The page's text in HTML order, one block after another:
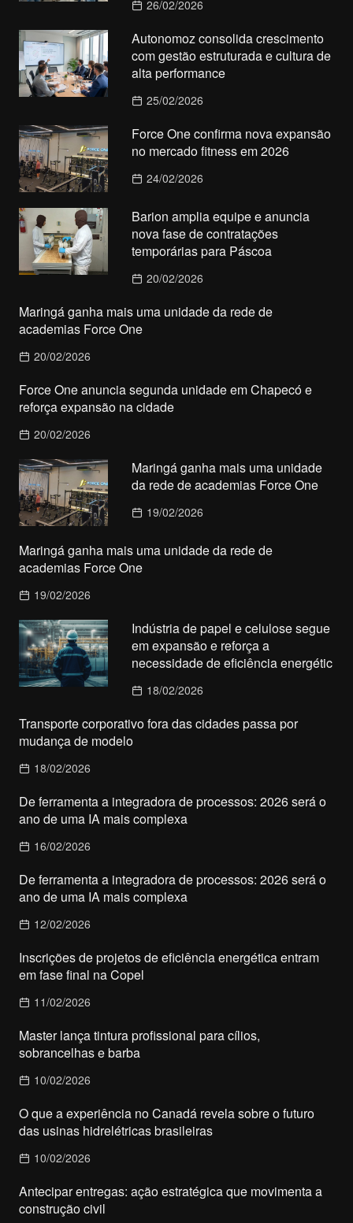
26/02/2026
Autonomoz consolida crescimento
com gestão estruturada e cultura de
alta performance
25/02/2026
Force One confirma nova expansão
no mercado fitness em 2026
24/02/2026
Barion amplia equipe e anuncia
nova fase de contratações
temporárias para Páscoa
20/02/2026
Maringá ganha mais uma unidade da rede de
academias Force One
20/02/2026
Force One anuncia segunda unidade em Chapecó e
reforça expansão na cidade
20/02/2026
Maringá ganha mais uma unidade
da rede de academias Force One
19/02/2026
Maringá ganha mais uma unidade da rede de
academias Force One
19/02/2026
Indústria de papel e celulose segue
em expansão e reforça a
necessidade de eficiência energétic
18/02/2026
Transporte corporativo fora das cidades passa por
mudança de modelo
18/02/2026
De ferramenta a integradora de processos: 2026 será o
ano de uma IA mais complexa
16/02/2026
De ferramenta a integradora de processos: 2026 será o
ano de uma IA mais complexa
12/02/2026
Inscrições de projetos de eficiência energética entram
em fase final na Copel
11/02/2026
Master lança tintura profissional para cílios,
sobrancelhas e barba
10/02/2026
O que a experiência no Canadá revela sobre o futuro
das usinas hidrelétricas brasileiras
10/02/2026
Antecipar entregas: ação estratégica que movimenta a
construção civil